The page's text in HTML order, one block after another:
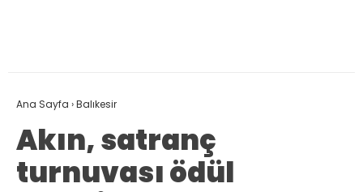
Ana Sayfa ›Balıkesir
Akın, satranç
turnuvası ödül